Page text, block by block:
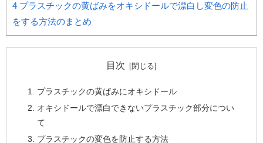
4 プラスチックの黄ばみをオキシドールで漂白し変色の防止
をする方法のまとめ
目次
プラスチックの黄ばみにオキシドール
オキシドールで漂白できないプラスチック部分につい
て
プラスチックの変色を防止する方法